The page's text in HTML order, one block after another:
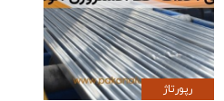
رپورتاژ